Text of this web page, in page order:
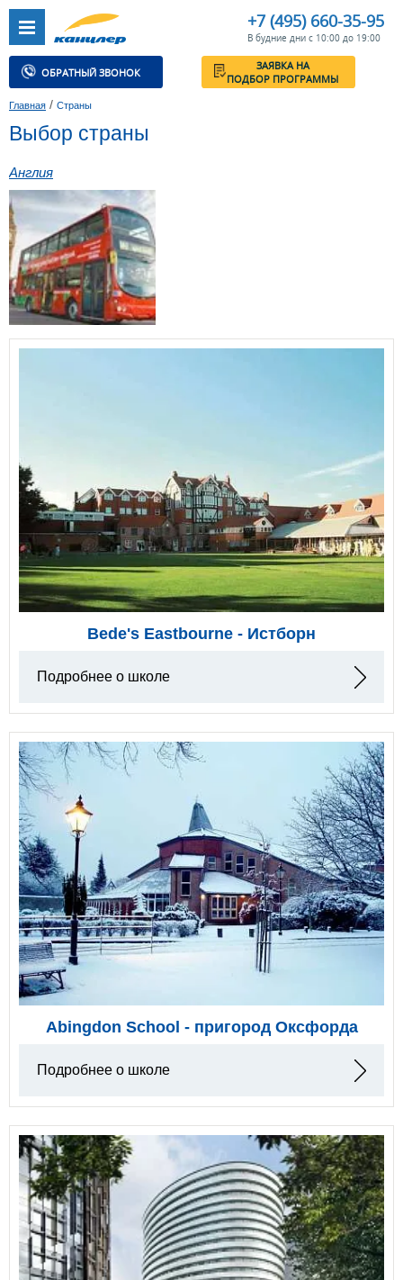
+7 (495) 660-35-95
В будние дни с 10:00 до 19:00
ОБРАТНЫЙ ЗВОНОК
ЗАЯВКА НА
ПОДБОР ПРОГРАММЫ
Главная / Страны
Выбор страны
Англия
Bede's Eastbourne - Истборн
Подробнее о школе
Abingdon School - пригород Оксфорда
Подробнее о школе